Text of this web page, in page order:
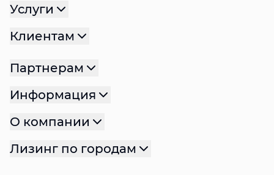
Услуги
Клиентам
Партнерам
Информация
О компании
Лизинг по городам